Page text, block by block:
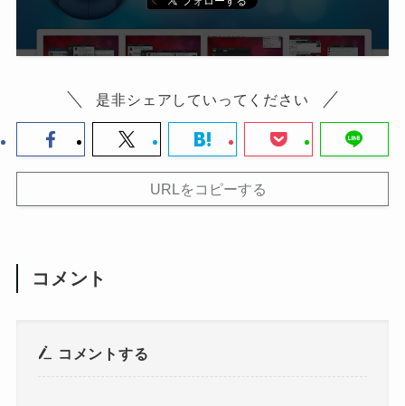
是非シェアしていってください
URLをコピーする
コメント
コメントする